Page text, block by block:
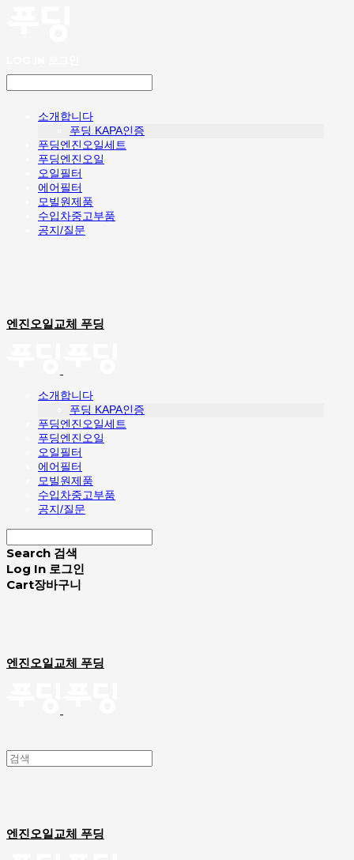
소개합니다
푸딩 KAPA인증
푸딩엔진오일세트
푸딩엔진오일
오일필터
에어필터
모빌원제품
수입차중고부품
공지/질문
엔진오일교체 푸딩
소개합니다
푸딩 KAPA인증
푸딩엔진오일세트
푸딩엔진오일
오일필터
에어필터
모빌원제품
수입차중고부품
공지/질문
Search 검색
Log In 로그인
Cart장바구니
엔진오일교체 푸딩
엔진오일교체 푸딩